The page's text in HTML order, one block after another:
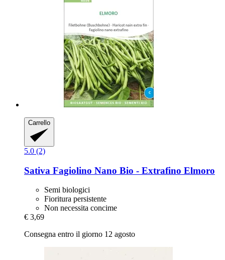
Carrello
5.0 (2)
Sativa Fagiolino Nano Bio -​ Extrafino Elmoro
Semi biologici
Fioritura persistente
Non necessita concime
€ 3,69
Consegna entro il giorno 12 agosto